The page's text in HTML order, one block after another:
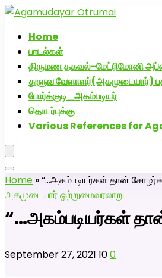
Home
பாடல்கள்
திருமண தகவல்-மேட்ரிமோனி
துளுவ வேளாளர்(அகமுடையார்)
போர்க்குடி_அகம்படியர்
தொடர்புக்கு
Various References for
Home »“…அகம்படியர்கள் தான்
அகமுடையார் ஒற்றுமைவரலாறு
“…அகம்படியர்கள்
September 27, 2021 100
அகமுடையார் திருமண